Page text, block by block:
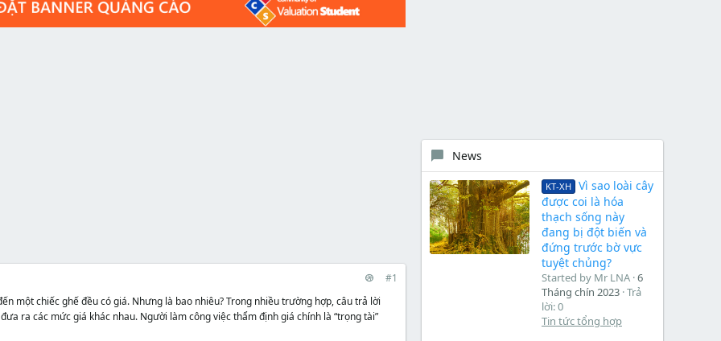
#1
một chiếc ghế đều có giá. Nhưng là bao nhiêu? Trong nhiều trường hợp, câu trả lời
ra các mức giá khác nhau. Người làm công việc thẩm định giá chính là “trọng tài”
News
KT-XH
Vì sao loài cây
được coi là hóa
thạch sống này
đang bị đột biến và
đứng trước bờ vực
tuyệt chủng?
Started by Mr LNA 6
Tháng chín 2023 Trả
lời: 0
Tin tức tổng hợp